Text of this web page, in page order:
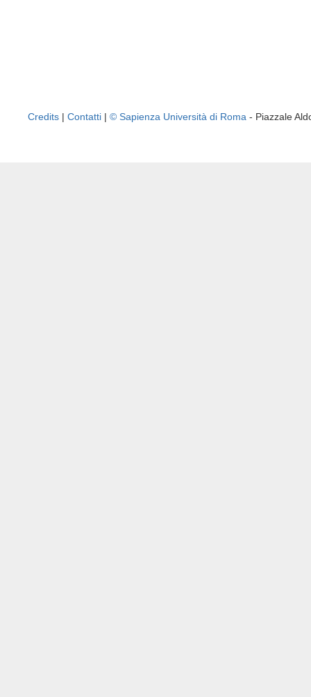
Credits | Contatti | © Sapienza Università di Roma - Piazzale